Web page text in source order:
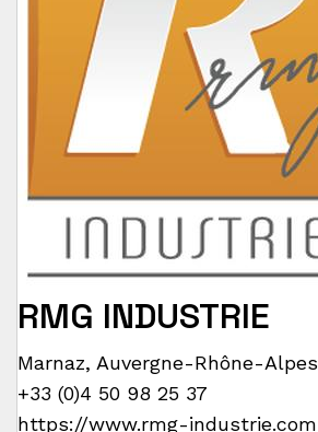
RMG INDUSTRIE
Marnaz, Auvergne-Rhône-Alpes
+33 (0)4 50 98 25 37
https://www.rmg-industrie.com